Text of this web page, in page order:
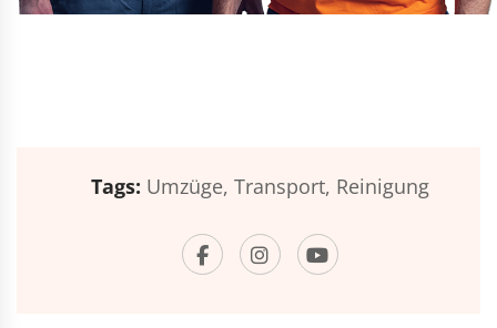
Tags: Umzüge, Transport, Reinigung